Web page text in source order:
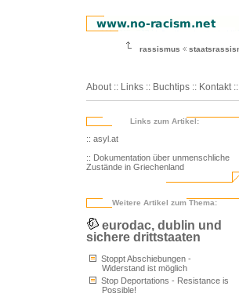
rassismus
About :: Links :: Buchtips :: Kontakt ::
Links zum Artikel:
:: asyl.at
:: Dokumentation über unmenschliche
Zustände in Griechenland
Weitere Artikel zum Thema:
eurodac, dublin und
sichere drittstaaten
Stoppt Abschiebungen -
Widerstand ist möglich
Stop Deportations - Resistance is
Possible!